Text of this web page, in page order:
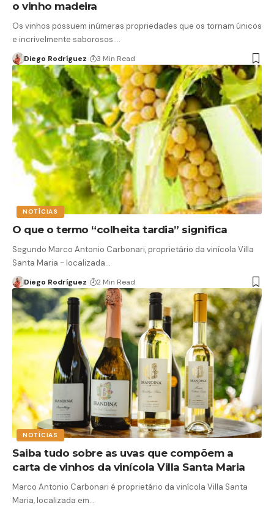
o vinho madeira
Os vinhos possuem inúmeras propriedades que os tornam únicos
e incrivelmente saborosos.…
Diego Rodríguez 3 Min Read
NOTÍCIAS
O que o termo “colheita tardia” significa
Segundo Marco Antonio Carbonari, proprietário da vinícola Villa
Santa Maria - localizada…
Diego Rodríguez 2 Min Read
NOTÍCIAS
Saiba tudo sobre as uvas que compõem a
carta de vinhos da vinícola Villa Santa Maria
Marco Antonio Carbonari é proprietário da vinícola Villa Santa
Maria, localizada em…